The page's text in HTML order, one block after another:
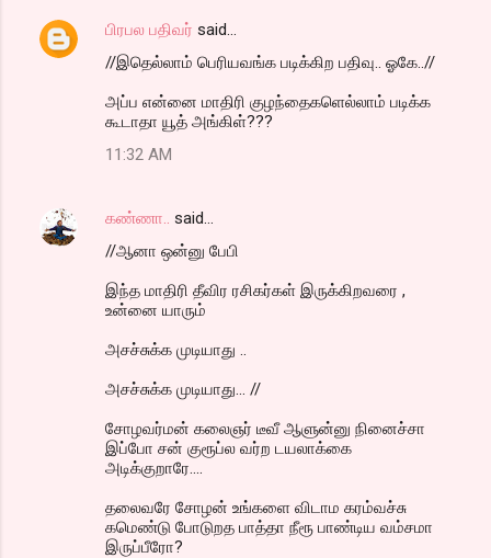
பிரபல பதிவர் said…
//இதெல்லாம் பெரியவங்க படிக்கிற பதிவு.. ஓகே..//
அப்ப என்னை மாதிரி குழந்தைகளெல்லாம் படிக்க
கூடாதா யூத் அங்கிள்???
11:32 AM
கண்ணா..
said…
//ஆனா ஒன்னு பேபி
இந்த மாதிரி தீவிர ரசிகர்கள் இருக்கிறவரை ,
உன்னை யாரும்
அசச்சுக்க முடியாது ..
அசச்சுக்க முடியாது... //
சோழவர்மன் கலைஞர் டீவீ ஆளுன்னு நினைச்சா
இப்போ சன் குரூப்ல வர்ற டயலாக்கை
அடிக்குறாரே....
தலைவரே சோழன் உங்களை விடாம கரம்வச்சு
கமெண்டு போடுறத பாத்தா நீரூ பாண்டிய வம்சமா
இருப்பீரோ?